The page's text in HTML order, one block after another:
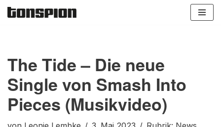
The Tide – Die neue
Single von Smash Into
Pieces (Musikvideo)